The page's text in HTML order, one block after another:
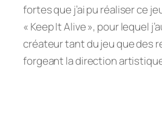
fortes que j’ai pu réaliser ce
« Keep It Alive », pour lequel
créateur tant du jeu que des
forgeant la direction